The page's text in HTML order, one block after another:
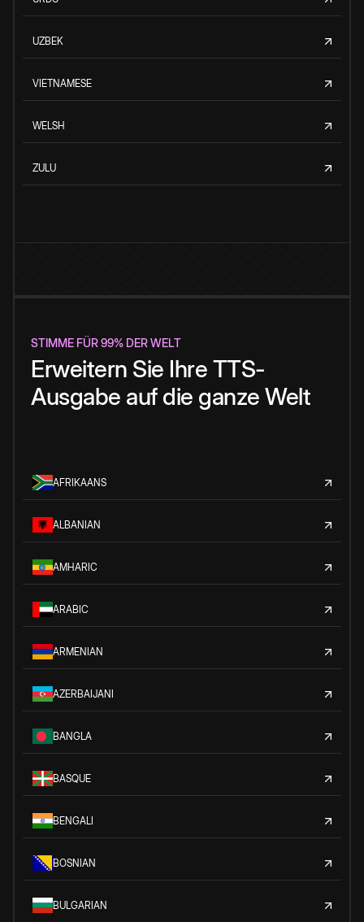
UZBEK
VIETNAMESE
WELSH
ZULU
STIMME FÜR 99% DER WELT
Erweitern Sie Ihre TTS-
Ausgabe auf die ganze Welt
AFRIKAANS
ALBANIAN
AMHARIC
ARABIC
ARMENIAN
AZERBAIJANI
BANGLA
BASQUE
BENGALI
BOSNIAN
BULGARIAN